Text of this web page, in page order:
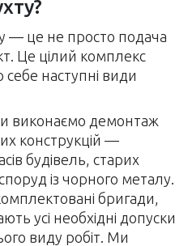
— це не просто подача
Це цілий комплекс
наступні види
виконаємо демонтаж
конструкцій —
будівель, старих
із чорного металу.
бригади,
усі необхідні допуски
виду робіт. Ми